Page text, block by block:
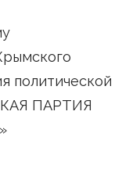
политической
ПАРТИЯ